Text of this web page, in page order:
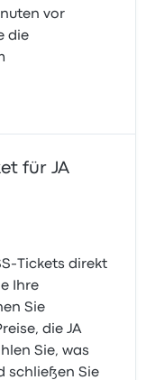
vor
die
für JA
Tickets direkt
Ihre
Sie
die JA
Sie, was
schließen Sie